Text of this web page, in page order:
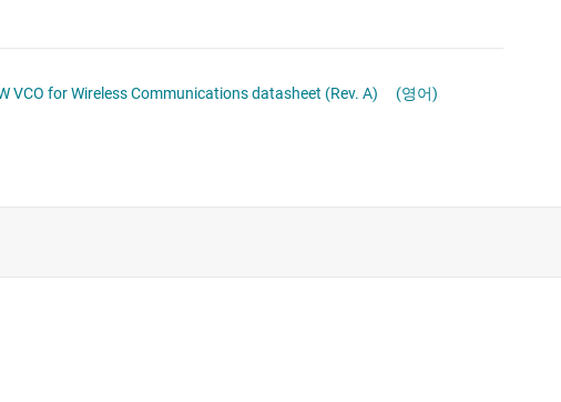
LMK5C33414A 3-DPLL 3-APLL 4-IN 14-OUT Network Synchronizer With JED204B/JED204C and BAW VCO for Wireless Communications datasheet (Rev. A)
(영어)